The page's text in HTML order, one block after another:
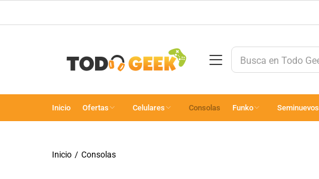
Inicio Ofertas Celulares Consolas Funko Seminuevos
Inicio Consolas